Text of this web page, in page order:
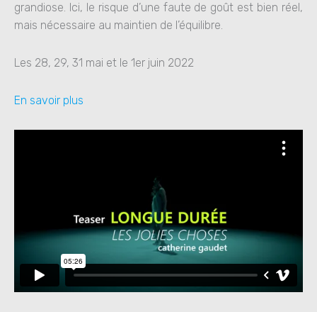
grandiose. Ici, le risque d’une faute de goût est bien réel,
mais nécessaire au maintien de l’équilibre.
Les 28, 29, 31 mai et le 1er juin 2022
En savoir plus